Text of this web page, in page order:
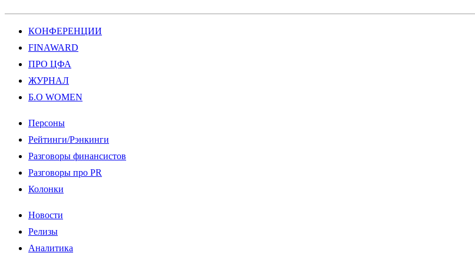
КОНФЕРЕНЦИИ
FINAWARD
ПРО ЦФА
ЖУРНАЛ
Б.О WOMEN
Персоны
Рейтинги/Рэнкинги
Разговоры финансистов
Разговоры про PR
Колонки
Новости
Релизы
Аналитика